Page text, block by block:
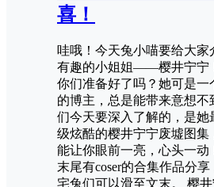
喜！
哇哦！今天兔小喵要给大家
有趣的小姐姐——樱井宁宁
你们准备好了吗？她可是一
的博主，总是能带来意想不
们今天要深入了解的，是她
级炫酷的樱井宁宁废墟图集
能让你眼前一亮，心头一动
末尾有coser的合集作品分
宅兔们可以滑至文末。 樱